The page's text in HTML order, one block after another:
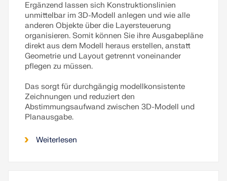
Ergänzend lassen sich Konstruktionslinien
unmittelbar im 3D-Modell anlegen und wie alle
anderen Objekte über die Layersteuerung
organisieren. Somit können Sie ihre Ausgabepläne
direkt aus dem Modell heraus erstellen, anstatt
Geometrie und Layout getrennt voneinander
pflegen zu müssen.
Das sorgt für durchgängig modellkonsistente
Zeichnungen und reduziert den
Abstimmungsaufwand zwischen 3D-Modell und
Planausgabe.
Weiterlesen